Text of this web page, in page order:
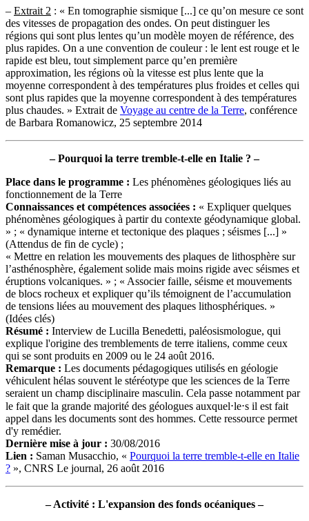
– Extrait 2 : « En tomographie sismique [...] ce qu’on mesure ce sont
des vitesses de propagation des ondes. On peut distinguer les
régions qui sont plus lentes qu’un modèle moyen de référence, des
plus rapides. On a une convention de couleur : le lent est rouge et le
rapide est bleu, tout simplement parce qu’en première
approximation, les régions où la vitesse est plus lente que la
moyenne correspondent à des températures plus froides et celles qui
sont plus rapides que la moyenne correspondent à des températures
plus chaudes. » Extrait de Voyage au centre de la Terre, conférence
de Barbara Romanowicz, 25 septembre 2014
– Pourquoi la terre tremble-t-elle en Italie ? –
Place dans le programme : Les phénomènes géologiques liés au
fonctionnement de la Terre
Connaissances et compétences associées : « Expliquer quelques
phénomènes géologiques à partir du contexte géodynamique global.
» ; « dynamique interne et tectonique des plaques ; séismes [...] »
(Attendus de fin de cycle) ;
« Mettre en relation les mouvements des plaques de lithosphère sur
l’asthénosphère, également solide mais moins rigide avec séismes et
éruptions volcaniques. » ; « Associer faille, séisme et mouvements
de blocs rocheux et expliquer qu’ils témoignent de l’accumulation
de tensions liées au mouvement des plaques lithosphériques. »
(Idées clés)
Résumé : Interview de Lucilla Benedetti, paléosismologue, qui
explique l'origine des tremblements de terre italiens, comme ceux
qui se sont produits en 2009 ou le 24 août 2016.
Remarque : Les documents pédagogiques utilisés en géologie
véhiculent hélas souvent le stéréotype que les sciences de la Terre
seraient un champ disciplinaire masculin. Cela passe notamment par
le fait que la grande majorité des géologues auxquel⋅le⋅s il est fait
appel dans les documents sont des hommes. Cette ressource permet
d'y remédier.
Dernière mise à jour : 30/08/2016
Lien : Saman Musacchio, « Pourquoi la terre tremble-t-elle en Italie
? », CNRS Le journal, 26 août 2016
– Activité : L'expansion des fonds océaniques –